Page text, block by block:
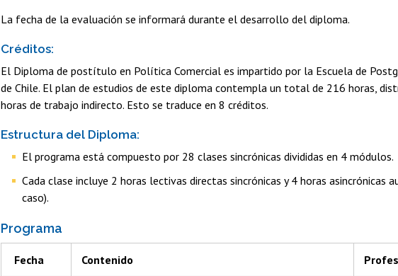
La fecha de la evaluación se informará durante el desarrollo del diploma.
Créditos:
El Diploma de postítulo en Política Comercial es impartido por la Escuela de
de Chile. El plan de estudios de este diploma contempla un total de 216 horas,
horas de trabajo indirecto. Esto se traduce en 8 créditos.
Estructura del Diploma:
El programa está compuesto por 28 clases sincrónicas divididas en 4 módulos.
Cada clase incluye 2 horas lectivas directas sincrónicas y 4 horas
caso).
Programa
Fecha Contenido